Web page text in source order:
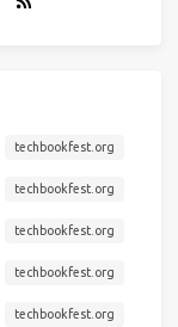
techbookfest.org
techbookfest.org
techbookfest.org
techbookfest.org
techbookfest.org